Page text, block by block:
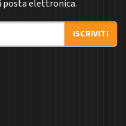
posta elettronica.
ISCRIVITI